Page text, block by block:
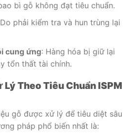
bì gỗ không đạt tiêu chuẩn.
phải kiểm tra và hun trùng lại
cung ứng: Hàng hóa bị giữ lại
tổn thất tài chính.
Lý Theo Tiêu Chuẩn ISPM
gỗ được xử lý để tiêu diệt sâu
pháp phổ biến nhất là: